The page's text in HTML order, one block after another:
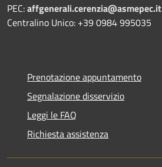
PEC:affgenerali.cerenzia@asmepec.it
Centralino Unico: +39 0984 995035
Prenotazione appuntamento
Segnalazione disservizio
Leggi le FAQ
Richiesta assistenza